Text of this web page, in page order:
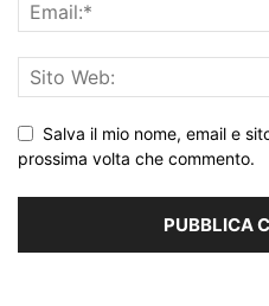
Salva il mio nome, email e
prossima volta che commento.